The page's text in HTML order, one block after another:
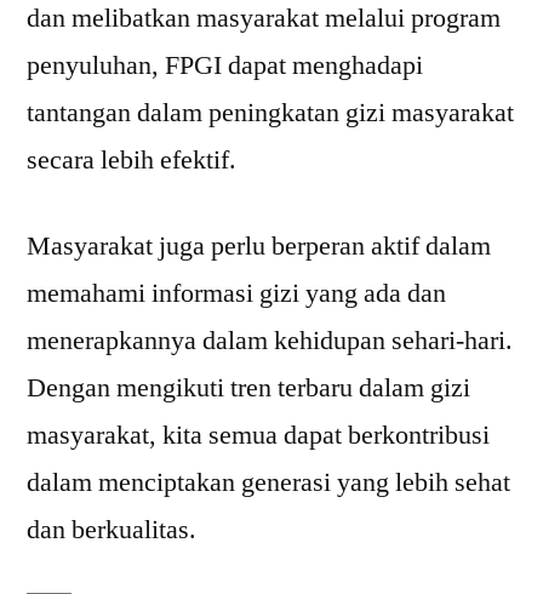
dan melibatkan masyarakat melalui program
penyuluhan, FPGI dapat menghadapi
tantangan dalam peningkatan gizi masyarakat
secara lebih efektif.
Masyarakat juga perlu berperan aktif dalam
memahami informasi gizi yang ada dan
menerapkannya dalam kehidupan sehari-hari.
Dengan mengikuti tren terbaru dalam gizi
masyarakat, kita semua dapat berkontribusi
dalam menciptakan generasi yang lebih sehat
dan berkualitas.